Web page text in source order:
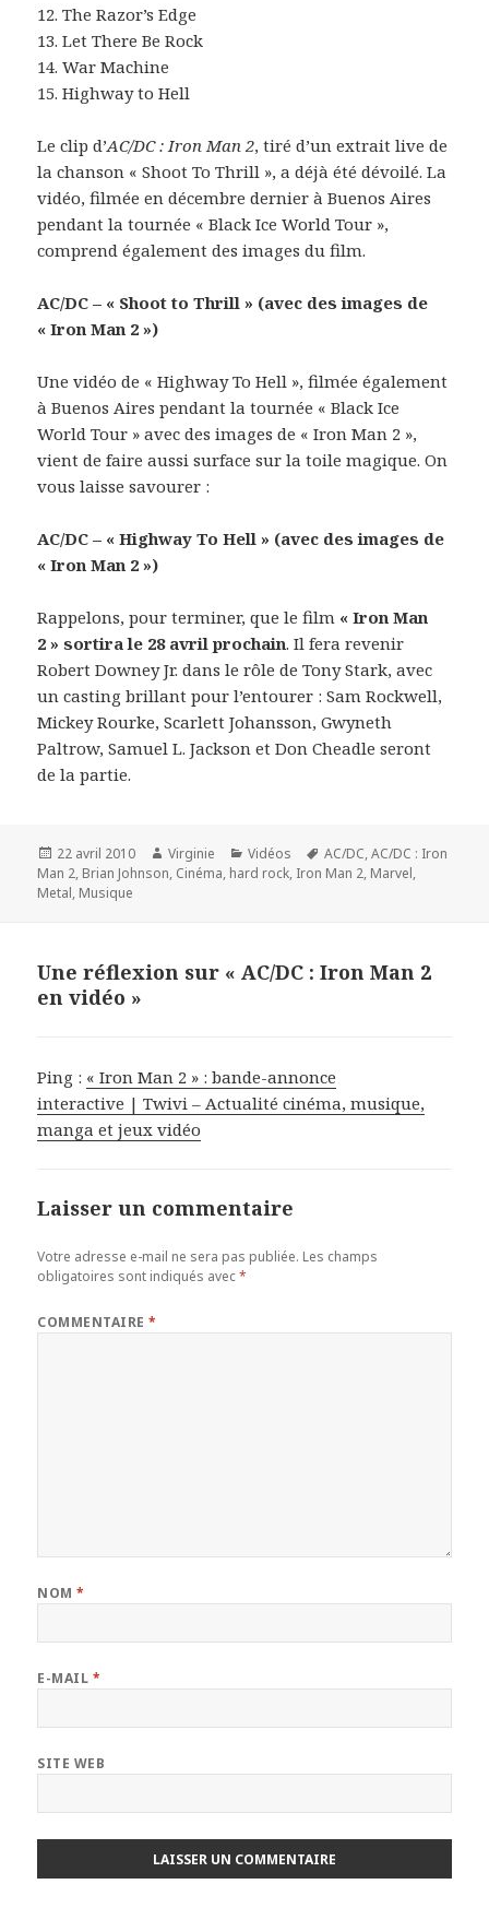
12. The Razor’s Edge
13. Let There Be Rock
14. War Machine
15. Highway to Hell
Le clip d’AC/DC : Iron Man 2, tiré d’un extrait live de
la chanson « Shoot To Thrill », a déjà été dévoilé. La
vidéo, filmée en décembre dernier à Buenos Aires
pendant la tournée « Black Ice World Tour »,
comprend également des images du film.
AC/DC – « Shoot to Thrill » (avec des images de
« Iron Man 2 »)
Une vidéo de « Highway To Hell », filmée également
à Buenos Aires pendant la tournée « Black Ice
World Tour » avec des images de « Iron Man 2 »,
vient de faire aussi surface sur la toile magique. On
vous laisse savourer :
AC/DC – « Highway To Hell » (avec des images de
« Iron Man 2 »)
Rappelons, pour terminer, que le film « Iron Man
2 » sortira le 28 avril prochain. Il fera revenir
Robert Downey Jr. dans le rôle de Tony Stark, avec
un casting brillant pour l’entourer : Sam Rockwell,
Mickey Rourke, Scarlett Johansson, Gwyneth
Paltrow, Samuel L. Jackson et Don Cheadle seront
de la partie.
Publié
le
22 avril 2010 Auteur
Virginie Catégories
Vidéos
Mots-
clés
AC/DC,AC/DC : Iron
Man 2, Brian Johnson, Cinéma, hard rock, Iron Man 2, Marvel,
Metal, Musique
Une réflexion sur « AC/DC : Iron Man 2
en vidéo »
Ping : « Iron Man 2 » : bande-annonce
interactive | Twivi – Actualité cinéma, musique,
manga et jeux vidéo
Laisser un commentaire
Votre adresse e-mail ne sera pas publiée. Les champs
obligatoires sont indiqués avec*
COMMENTAIRE*
NOM*
E-MAIL *
SITE WEB